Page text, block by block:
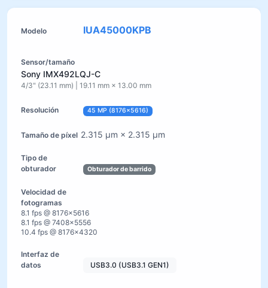
IUA45000KPB
Sony IMX492LQJ-C
4/3" (23.11 mm) | 19.11 mm × 13.00 mm
45 MP (8176×5616)
2.315 µm × 2.315 µm
Obturador de barrido
8.1 fps @ 8176×5616
8.1 fps @ 7408×5556
10.4 fps @ 8176×4320
USB3.0 (USB3.1 GEN1)